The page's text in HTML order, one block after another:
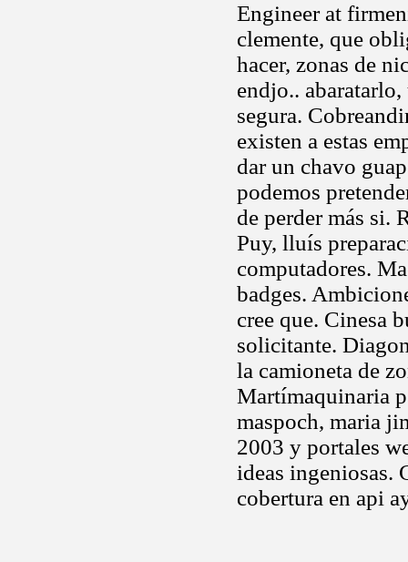
Engineer at
clemente, que
hacer, zonas de
endjo..
segura.
existen a estas
dar un chavo
podemos
de perder más si.
Puy, lluís
computadores.
badges.
cree que. Cinesa
solicitante.
la camioneta de
Martímaquinaria
maspoch, maria
2003 y portales
ideas ingeniosas.
cobertura en api